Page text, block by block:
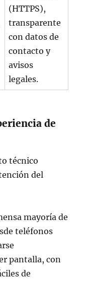
(HTTPS),
transparente
con datos de
contacto y
avisos
legales.
de
técnico
del
mayoría de
teléfonos
pantalla, con
de